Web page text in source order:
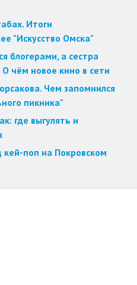
Итоги
"Искусство Омска"
блогерами, а сестра
чём новое кино в сети
Чем запомнился
пикника"
где выгулять и
поп на Покровском